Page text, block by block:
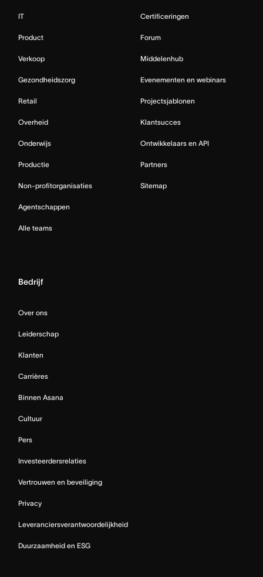
IT
Product
Verkoop
Gezondheidszorg
Retail
Overheid
Onderwijs
Productie
Non-profitorganisaties
Agentschappen
Alle teams
Certificeringen
Forum
Middelenhub
Evenementen en webinars
Projectsjablonen
Klantsucces
Ontwikkelaars en API
Partners
Sitemap
Bedrijf
Over ons
Leiderschap
Klanten
Carrières
Binnen Asana
Cultuur
Pers
Investeerdersrelaties
Vertrouwen en beveiliging
Privacy
Leveranciersverantwoordelijkheid
Duurzaamheid en ESG